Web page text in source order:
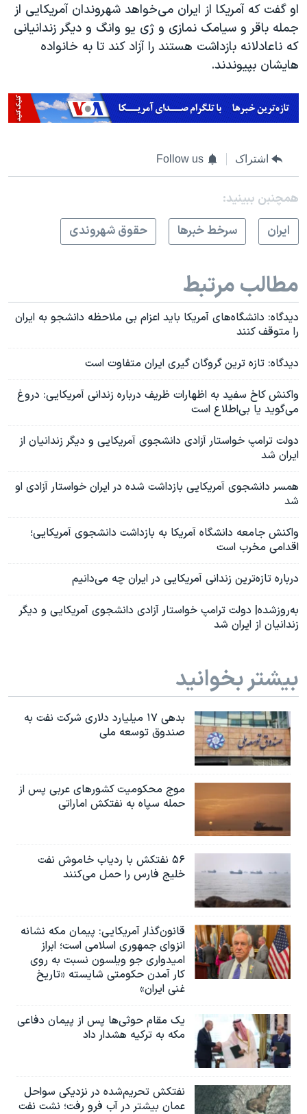
او گفت که آمریکا از ایران می‌خواهد شهروندان آمریکایی از
جمله باقر و سیامک نمازی و ژی یو وانگ و دیگر زندانیانی
که ناعادلانه بازداشت هستند را آزاد کند تا به خانواده
هایشان بپیوندند.
اشتراک Follow us
همچنبن ببینید:
ايران
سرخط خبرها حقوق شهروندی
مطالب مرتبط
دیدگاه: دانشگاه‌های آمریکا باید اعزام بی ملاحظه دانشجو به ایران
را متوقف کنند
دیدگاه: تازه ترین گروگان گیری ایران متفاوت است
واکنش کاخ سفید به اظهارات ظریف درباره زندانی آمریکایی: دروغ
می‌گوید یا بی‌اطلاع است
دولت ترامپ خواستار آزادی دانشجوی آمریکایی و دیگر زندانیان از
ایران شد
همسر دانشجوی آمریکایی بازداشت شده در ایران خواستار آزادی او
شد
واکنش جامعه دانشگاه آمریکا به بازداشت دانشجوی آمریکایی؛
اقدامی مخرب است
درباره تازه‌ترین زندانی آمریکایی در ایران چه می‌دانیم
به‌روزشده| دولت ترامپ خواستار آزادی دانشجوی آمریکایی و دیگر
زندانیان از ایران شد
بیشتر بخوانید
بدهی ۱۷ میلیارد دلاری شرکت نفت به
صندوق توسعه ملی
موج محکومیت کشورهای عربی پس از
حمله سپاه به نفتکش اماراتی
۵۶ نفتکش با ردیاب خاموش نفت
خلیج فارس را حمل می‌کنند
قانون‌گذار آمریکایی: پیمان مکه نشانه
انزوای جمهوری اسلامی است؛ ابراز
امیدواری جو ویلسون نسبت به روی
کار آمدن حکومتی شایسته «تاریخ
غنی ایران»
یک مقام حوثی‌ها پس از پیمان دفاعی
مکه به ترکیه هشدار داد
نفتکش تحریم‌شده در نزدیکی سواحل
عمان بیشتر در آب فرو رفت؛ نشت نفت